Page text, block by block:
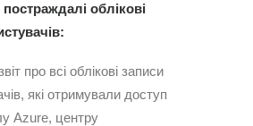
облікові
про всі облікові записи
які отримували доступ
Azure, центру